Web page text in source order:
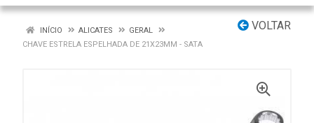
VOLTAR
INÍCIO ALICATES
GERAL
CHAVE ESTRELA ESPELHADA DE 21X23MM - SATA